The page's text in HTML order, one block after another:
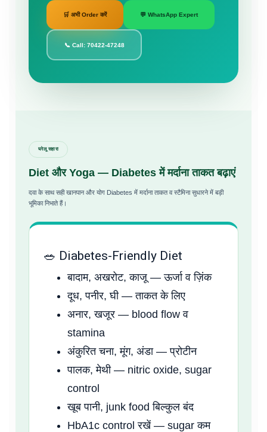
🛒 अभी Order करें 💬 WhatsApp Expert
📞 Call: 70422-47248
घरेलू सहारा
Diet और Yoga — Diabetes में मर्दाना ताकत बढ़ाएं
दवा के साथ सही खानपान और योग Diabetes में मर्दाना ताकत व स्टैमिना सुधारने में बड़ी
भूमिका निभाते हैं।
🥗 Diabetes-Friendly Diet
बादाम, अखरोट, काजू — ऊर्जा व ज़िंक
दूध, पनीर, घी — ताकत के लिए
अनार, खजूर — blood flow व
stamina
अंकुरित चना, मूंग, अंडा — प्रोटीन
पालक, मेथी — nitric oxide, sugar
control
खूब पानी, junk food बिल्कुल बंद
HbA1c control रखें — sugar कम